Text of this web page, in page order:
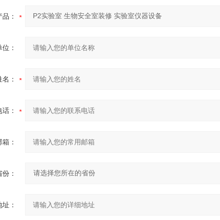
品：
：
：
：
：
份：
：